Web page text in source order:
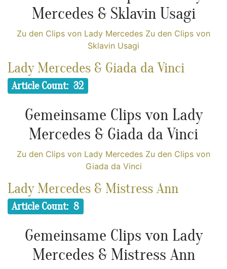
Mercedes & Sklavin Usagi
Zu den Clips von Lady Mercedes Zu den Clips von
Sklavin Usagi
Lady Mercedes & Giada da Vinci
Article Count: 32
Gemeinsame Clips von Lady
Mercedes & Giada da Vinci
Zu den Clips von Lady Mercedes Zu den Clips von
Giada da Vinci
Lady Mercedes & Mistress Ann
Article Count: 8
Gemeinsame Clips von Lady
Mercedes & Mistress Ann